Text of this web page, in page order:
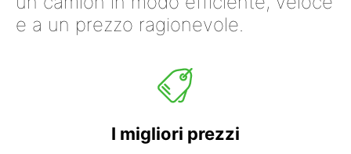
e a un prezzo ragionevole.
I migliori prezzi